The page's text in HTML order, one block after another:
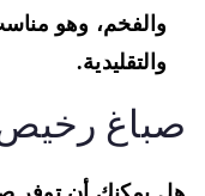
والفخم، وهو مناسب
والتقليدية.
رخيص